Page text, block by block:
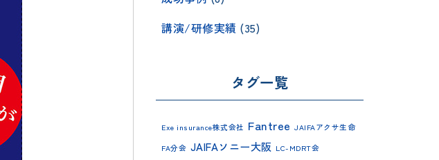
講演/研修実績 (35)
タグ一覧
Exe insurance株式会社 Fantree JAIFAアクサ生命
FA分会 JAIFAソニー大阪 LC-MDRT会